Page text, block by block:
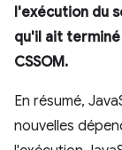
l'exécution du
qu'il ait
CSSOM.
En résumé,
nouvelles